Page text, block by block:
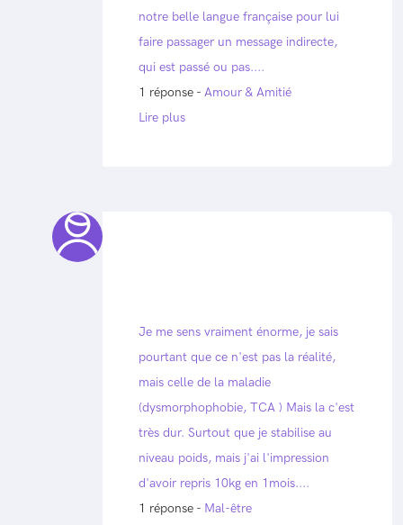
notre belle langue française pour lui
faire passager un message indirecte,
qui est passé ou pas....
1 réponse - Amour & Amitié
Lire plus
Je me sens vraiment énorme, je sais
pourtant que ce n'est pas la réalité,
mais celle de la maladie
(dysmorphophobie, TCA ) Mais la c'est
très dur. Surtout que je stabilise au
niveau poids, mais j'ai l'impression
d'avoir repris 10kg en 1mois....
1 réponse - Mal-être